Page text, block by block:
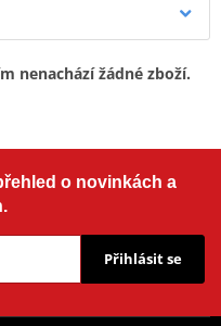
nenachází žádné zboží.
o novinkách a
Přihlásit se